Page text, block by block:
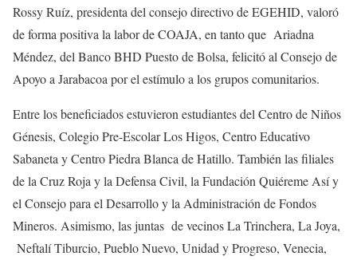
Rossy Ruíz, presidenta del consejo directivo de EGEHID, valoró
de forma positiva la labor de COAJA, en tanto que Ariadna
Méndez, del Banco BHD Puesto de Bolsa, felicitó al Consejo de
Apoyo a Jarabacoa por el estímulo a los grupos comunitarios.
Entre los beneficiados estuvieron estudiantes del Centro de Niños
Génesis, Colegio Pre-Escolar Los Higos, Centro Educativo
Sabaneta y Centro Piedra Blanca de Hatillo. También las filiales
de la Cruz Roja y la Defensa Civil, la Fundación Quiéreme Así y
el Consejo para el Desarrollo y la Administración de Fondos
Mineros. Asimismo, las juntas de vecinos La Trinchera, La Joya,
Neftalí Tiburcio, Pueblo Nuevo, Unidad y Progreso, Venecia,